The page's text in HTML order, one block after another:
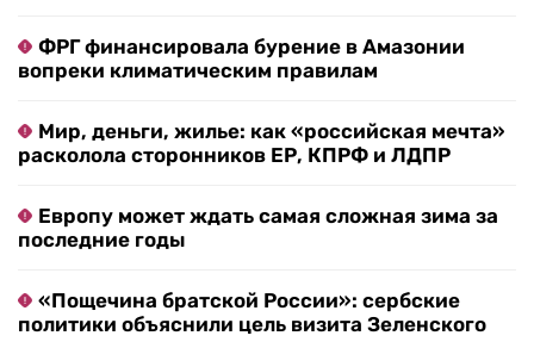
ФРГ финансировала бурение в Амазонии
вопреки климатическим правилам
Мир, деньги, жилье: как «российская мечта»
расколола сторонников ЕР, КПРФ и ЛДПР
Европу может ждать самая сложная зима за
последние годы
«Пощечина братской России»: сербские
политики объяснили цель визита Зеленского